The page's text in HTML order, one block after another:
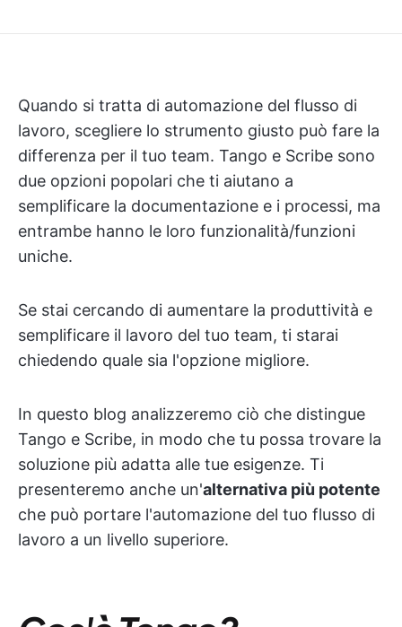
Quando si tratta di automazione del flusso di
lavoro, scegliere lo strumento giusto può fare la
differenza per il tuo team. Tango e Scribe sono
due opzioni popolari che ti aiutano a
semplificare la documentazione e i processi, ma
entrambe hanno le loro funzionalità/funzioni
uniche.
Se stai cercando di aumentare la produttività e
semplificare il lavoro del tuo team, ti starai
chiedendo quale sia l'opzione migliore.
In questo blog analizzeremo ciò che distingue
Tango e Scribe, in modo che tu possa trovare la
soluzione più adatta alle tue esigenze. Ti
presenteremo anche un'alternativa più potente
che può portare l'automazione del tuo flusso di
lavoro a un livello superiore.